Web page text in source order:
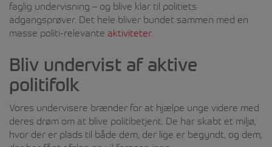
faglig undervisning – og blive klar til politiets
adgangsprøver. Det hele bliver bundet sammen med en
masse politi-relevante aktiviteter.
Bliv undervist af aktive
politifolk
Vores undervisere brænder for at hjælpe unge videre med
deres drøm om at blive politibetjent. De har skabt et miljø,
hvor der er plads til både dem, der lige er begyndt, og dem,